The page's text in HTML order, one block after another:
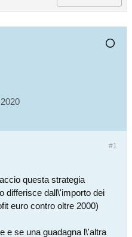
#1
questa strategia
differisce dall\'importo dei
euro contro oltre 2000)
e se una guadagna l\'altra